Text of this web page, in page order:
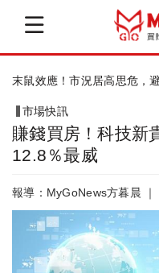
末鼠效應！市況居高思危，
市場快訊
賺錢買房！科技新
12.8％最威
報導：MyGoNews方暮晨 ｜